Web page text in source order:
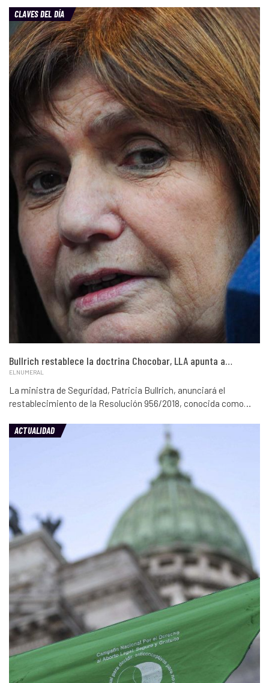
CLAVES DEL DÍA
Bullrich restablece la doctrina Chocobar, LLA apunta a…
ELNUMERAL
La ministra de Seguridad, Patricia Bullrich, anunciará el
restablecimiento de la Resolución 956/2018, conocida como…
ACTUALIDAD